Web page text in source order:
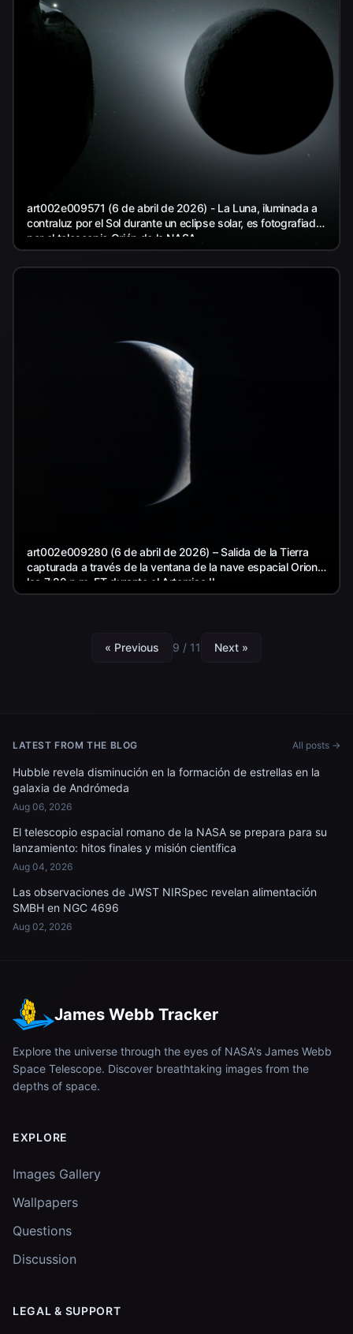
art002e009571 (6 de abril de 2026) - La Luna, iluminada a
contraluz por el Sol durante un eclipse solar, es fotografiada
por el telescopio Orión de la NASA...
art002e009280 (6 de abril de 2026) – Salida de la Tierra
capturada a través de la ventana de la nave espacial Orion a
las 7:22 p.m. ET durante el Artemisa II...
« Previous 9 / 11 Next »
LATEST FROM THE BLOG All posts →
Hubble revela disminución en la formación de estrellas en la
galaxia de Andrómeda
Aug 06, 2026
El telescopio espacial romano de la NASA se prepara para su
lanzamiento: hitos finales y misión científica
Aug 04, 2026
Las observaciones de JWST NIRSpec revelan alimentación
SMBH en NGC 4696
Aug 02, 2026
James Webb Tracker
Explore the universe through the eyes of NASA's James Webb
Space Telescope. Discover breathtaking images from the
depths of space.
EXPLORE
Images Gallery
Wallpapers
Questions
Discussion
LEGAL & SUPPORT